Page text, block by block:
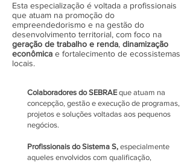
Esta especialização é voltada a profissionais
que atuam na promoção do
empreendedorismo e na gestão do
desenvolvimento territorial, com foco na
geração de trabalho e renda, dinamização
econômica e fortalecimento de ecossistemas
locais.
Colaboradores do SEBRAEque atuam na
concepção, gestão e execução de programas,
projetos e soluções voltadas aos pequenos
negócios.
Profissionais do Sistema S, especialmente
aqueles envolvidos com qualificação,